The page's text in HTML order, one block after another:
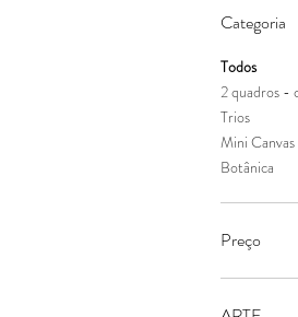
Categoria
Todos
2 quadros -
Trios
Mini Canvas
Botânica
Preço
R$ 249